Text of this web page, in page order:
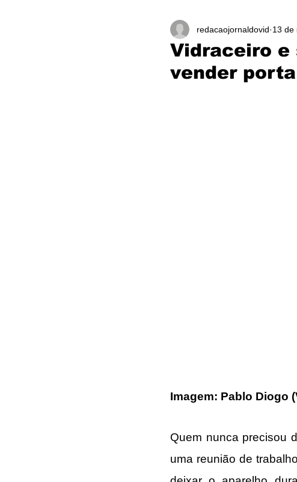
Vidraceiro e
vender
redacaojornaldovid 13 de
Imagem: Pablo Diogo
Quem nunca precisou
uma reunião de